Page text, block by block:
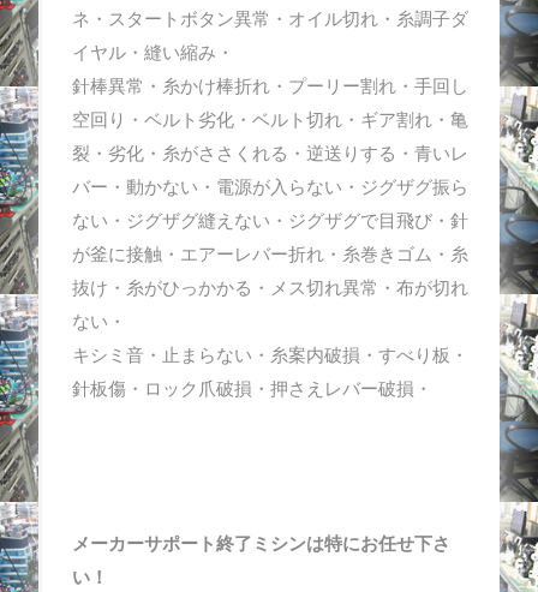
ネ・スタートボタン異常・オイル切れ・糸調子ダ
イヤル・縫い縮み・
針棒異常・糸かけ棒折れ・プーリー割れ・手回し
空回り・ベルト劣化・ベルト切れ・ギア割れ・亀
裂・劣化・糸がささくれる・逆送りする・青いレ
バー・動かない・電源が入らない・ジグザグ振ら
ない・ジグザグ縫えない・ジグザグで目飛び・針
が釜に接触・エアーレバー折れ・糸巻きゴム・糸
抜け・糸がひっかかる・メス切れ異常・布が切れ
ない・
キシミ音・止まらない・糸案内破損・すべり板・
針板傷・ロック爪破損・押さえレバー破損・
メーカーサポート終了ミシンは特にお任せ下さ
い！